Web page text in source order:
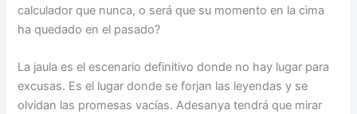
calculador que nunca, o será que su momento en la cima
ha quedado en el pasado?
La jaula es el escenario definitivo donde no hay lugar para
excusas. Es el lugar donde se forjan las leyendas y se
olvidan las promesas vacías. Adesanya tendrá que mirar